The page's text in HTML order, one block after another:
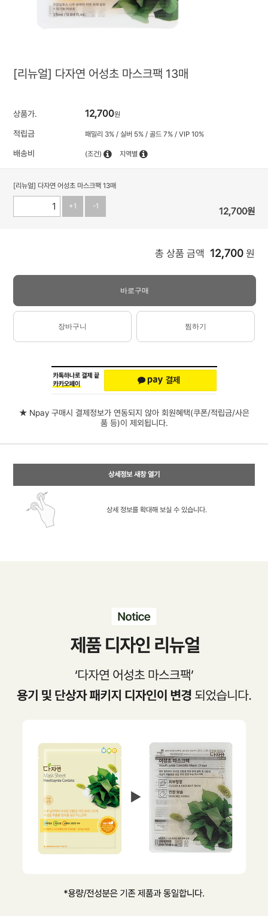
[리뉴얼] 다자연 어성초 마스크팩 13매
상품가. 12,700원
적립금 패밀리 3% / 실버 5% / 골드 7% / VIP 10%
배송비 (조건) 지역별
[리뉴얼] 다자연 어성초 마스크팩 13매
+1 -1 12,700원
총 상품 금액 12,700 원
바로구매
장바구니 찜하기
★ Npay 구매시 결제정보가 연동되지 않아 회원혜택(쿠폰/적립금/사은
품 등)이 제외됩니다.
상세정보 새창 열기
상세 정보를 확대해 보실 수 있습니다.